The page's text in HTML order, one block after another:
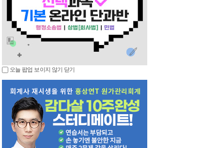
오늘 팝업 보이지 않기 닫기